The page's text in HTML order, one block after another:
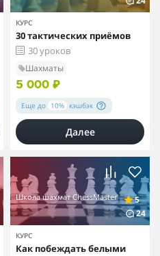
КУРС
30 тактических приёмов
30 уроков
Шахматы
5 000 ₽
Еще до 10% кэшбэк
Далее
Школа шахмат ChessMaster
5
24
КУРС
Как побеждать белыми